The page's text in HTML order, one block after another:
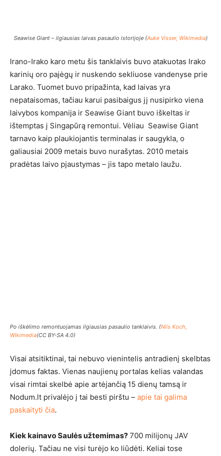
Seawise Giant – ilgiausias laivas pasaulio istorijoje (Auke Visser, Wikimedia)
Irano-Irako karo metu šis tanklaivis buvo atakuotas Irako
karinių oro pajėgų ir nuskendo sekliuose vandenyse prie
Larako. Tuomet buvo pripažinta, kad laivas yra
nepataisomas, tačiau karui pasibaigus jį nusipirko viena
laivybos kompanija ir Seawise Giant buvo iškeltas ir
ištemptas į Singapūrą remontui. Vėliau Seawise Giant
tarnavo kaip plaukiojantis terminalas ir saugykla, o
galiausiai 2009 metais buvo nurašytas. 2010 metais
pradėtas laivo pjaustymas – jis tapo metalo laužu.
Po iškėlimo remontuojamas ilgiausias pasaulio tanklaivis. (Nils Koch,
Wikimedia(CC BY-SA 4.0)
Visai atsitiktinai, tai nebuvo vienintelis antradienį skelbtas
įdomus faktas. Vienas naujienų portalas kelias valandas
visai rimtai skelbė apie artėjančią 15 dienų tamsą ir
Nodum.lt privalėjo į tai besti pirštu – apie tai galima
paskaityti čia.
Kiek kainavo Saulės užtemimas? 700 milijonų JAV
dolerių. Tačiau ne visi turėjo ko liūdėti. Keliai tose